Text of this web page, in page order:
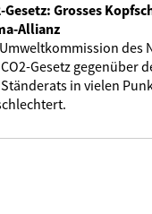
Gesetz: Grosses
Allianz
des
Gesetz gegenüber
in vielen